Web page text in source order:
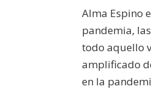
Alma Espino
pandemia,
todo aquello
amplificado
en la